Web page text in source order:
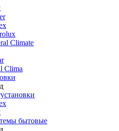
Climate
Clima
бытовые